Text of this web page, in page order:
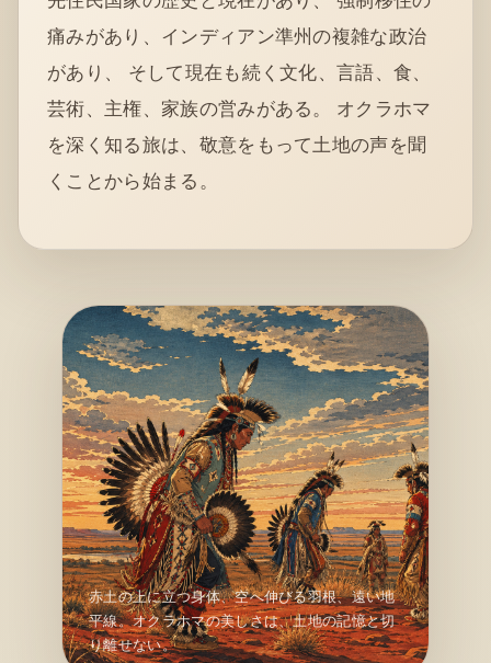
痛みがあり、インディアン準州の複雑な政治
があり、 そして現在も続く文化、言語、食、
芸術、主権、家族の営みがある。 オクラホマ
を深く知る旅は、敬意をもって土地の声を聞
くことから始まる。
赤土の上に立つ身体、空へ伸びる羽根、遠い地
平線。オクラホマの美しさは、土地の記憶と切
り離せない。